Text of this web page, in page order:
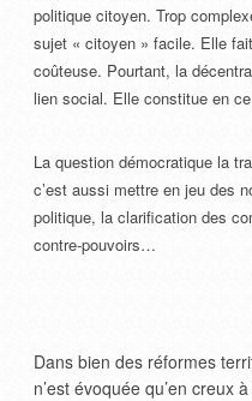
politique citoyen. Trop
sujet « citoyen » facile. Elle
coûteuse. Pourtant, la
lien social. Elle constitue en
La question démocratique la
c’est aussi mettre en jeu des
politique, la clarification des
contre-pouvoirs…
Dans bien des réformes
n’est évoquée qu’en creux